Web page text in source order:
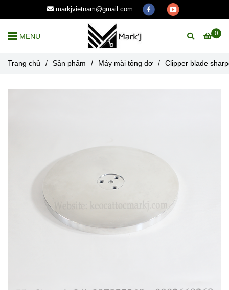
markjvietnam@gmail.com
0
MENU
Trang chủ / Sản phẩm / Máy mài tông đơ / Clipper blade